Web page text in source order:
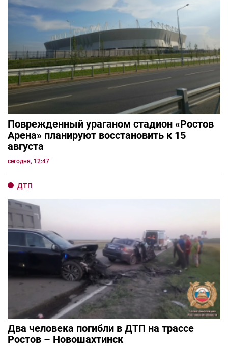
Поврежденный ураганом стадион «Ростов
Арена» планируют восстановить к 15
августа
сегодня, 12:47
ДТП
Два человека погибли в ДТП на трассе
Ростов – Новошахтинск